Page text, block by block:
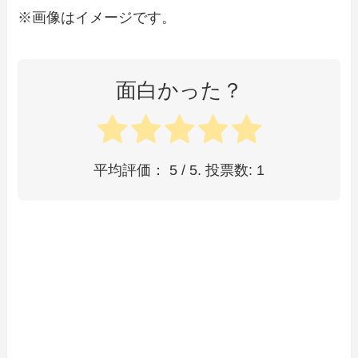
※画像はイメージです。
面白かった？
平均評価： 5 / 5. 投票数: 1